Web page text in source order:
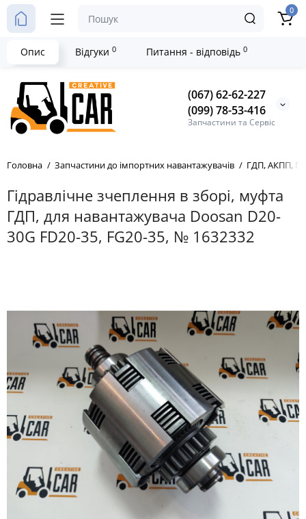
(067) 62-62-227
(099) 78-53-416
Запчастини та Сервіс
0
Головна Запчастини до імпортних навантажувачів ГДП, АКПП,
Гідравлічне зчеплення в зборі, муфта
ГДП, для навантажувача Doosan D20-
30G FD20-35, FG20-35, № 1632332
Опис Відгуки 0 Питання - відповідь 0